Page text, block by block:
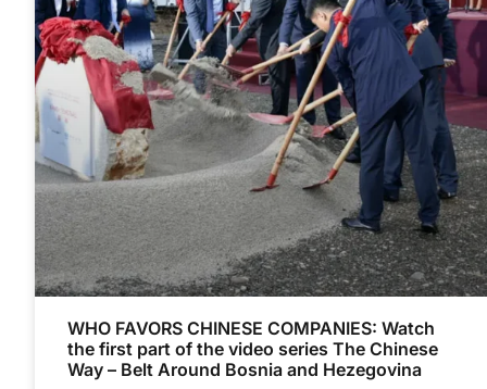
WHO FAVORS CHINESE COMPANIES: Watch
the first part of the video series The Chinese
Way – Belt Around Bosnia and Hezegovina